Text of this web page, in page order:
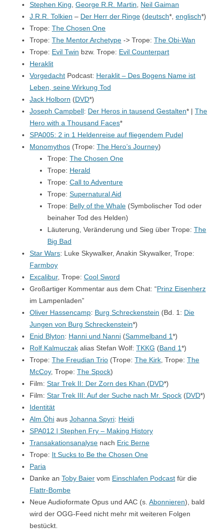
Stephen King George R.R. Martin
Neil Gaiman
J.R.R. Tolkien – Der Herr der Ringe (deutsch*, englisch*)
Trope: The Chosen One
Trope: The Mentor Archetype -> Trope: The Obi-Wan
Trope: Evil Twin bzw. Trope: Evil Counterpart
Heraklit
Vorgedacht Podcast: Heraklit – Des Bogens Name ist
Leben, seine Wirkung Tod
Jack Holborn (DVD*)
Joseph Campbell: Der Heros in tausend Gestalten* | The
Hero with a Thousand Faces*
SPA005: 2 in 1 Heldenreise auf fliegendem Pudel
Monomythos (Trope: The Hero’s Journey)
Trope: The Chosen One
Trope: Herald
Trope: Call to Adventure
Trope: Supernatural Aid
Trope: Belly of the Whale (Symbolischer Tod oder
beinaher Tod des Helden)
Läuterung, Veränderung und Sieg über Trope: The
Big Bad
Star Wars: Luke Skywalker, Anakin Skywalker, Trope:
Farmboy
Excalibur, Trope: Cool Sword
Großartiger Kommentar aus dem Chat: “Prinz Eisenherz
im Lampenladen”
Oliver Hassencamp: Burg Schreckenstein (Bd. 1: Die
Jungen von Burg Schreckenstein*)
Enid Blyton: Hanni und Nanni (Sammelband 1*)
Rolf Kalmuczak alias Stefan Wolf: TKKG (Band 1*)
Trope: The Freudian Trio (Trope: The Kirk , Trope: The
McCoy, Trope: The Spock)
Film: Star Trek II: Der Zorn des Khan (DVD*)
Film: Star Trek III: Auf der Suche nach Mr. Spock (DVD*)
Identität
Alm Öhi aus Johanna Spyri: Heidi
SPA012 | Stephen Fry – Making History
Transakationsanalyse nach Eric Berne
Trope: It Sucks to Be the Chosen One
Paria
Danke an Toby Baier vom Einschlafen Podcast für die
Flattr-Bombe
Neue Audioformate Opus und AAC (s. Abonnieren), bald
wird der OGG-Feed nicht mehr mit weiteren Folgen
bestückt.